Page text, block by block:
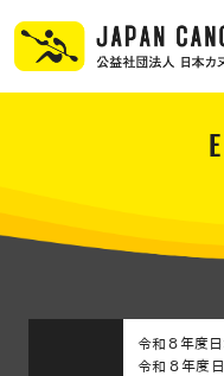
令和８年度
令和８年度